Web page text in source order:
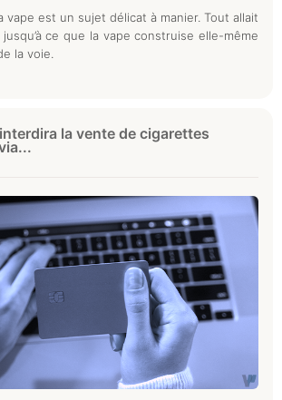
vape est un sujet délicat à manier. Tout allait
ce que la vape construise elle-même
la voie.
la vente de cigarettes